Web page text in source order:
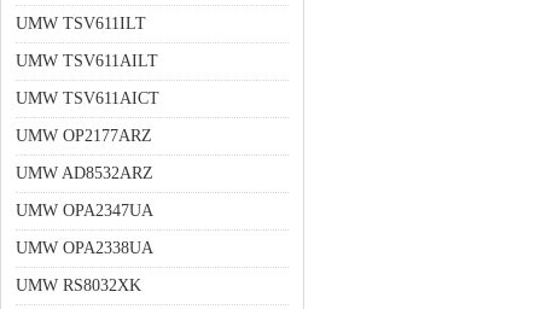
UMW TSV611ILT
UMW TSV611AILT
UMW TSV611AICT
UMW OP2177ARZ
UMW AD8532ARZ
UMW OPA2347UA
UMW OPA2338UA
UMW RS8032XK